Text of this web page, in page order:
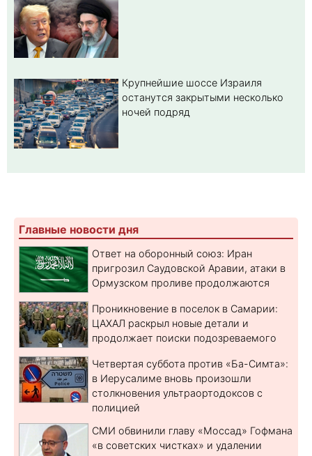
Крупнейшие шоссе Израиля
останутся закрытыми несколько
ночей подряд
Главные новости дня
Ответ на оборонный союз: Иран
пригрозил Саудовской Аравии, атаки в
Ормузском проливе продолжаются
Проникновение в поселок в Самарии:
ЦАХАЛ раскрыл новые детали и
продолжает поиски подозреваемого
Четвертая суббота против «Ба-Симта»:
в Иерусалиме вновь произошли
столкновения ультраортодоксов с
полицией
СМИ обвинили главу «Моссад» Гофмана
«в советских чистках» и удалении